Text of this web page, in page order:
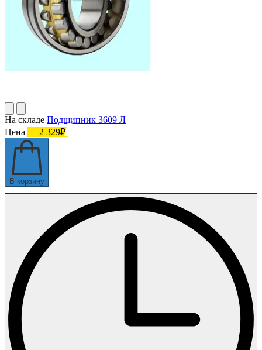
На складе Подшипник 3609 Л
Цена
2 329₽
В корзину